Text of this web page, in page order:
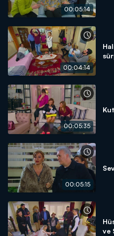
00:05:14
00:04:14
00:05:35
00:05:15
ve